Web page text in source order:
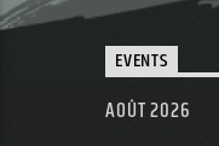
EVENTS
AOÛT 2026